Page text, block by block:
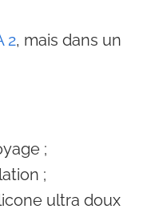
2, mais dans un
;
;
ultra doux